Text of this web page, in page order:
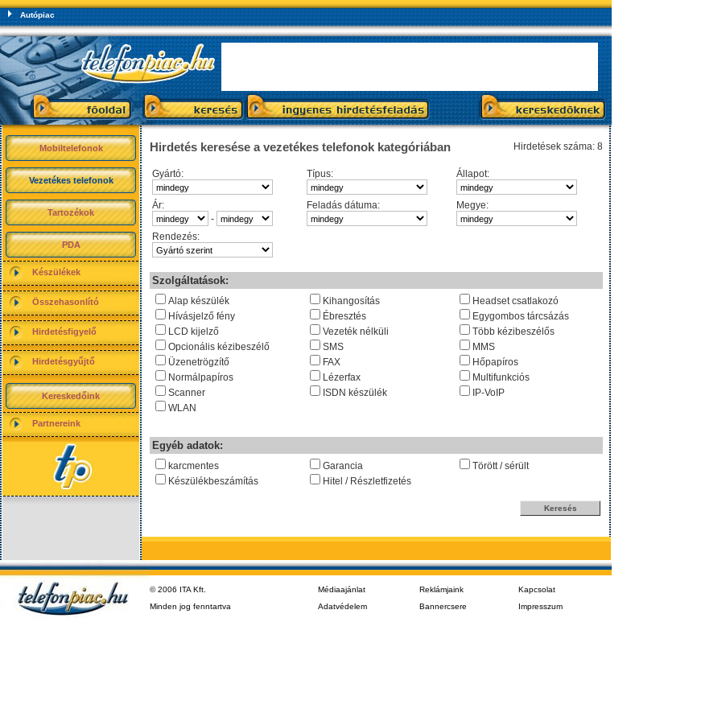
Autópiac
Mobiltelefonok
Vezetékes telefonok
Tartozékok
PDA
Készülékek
Összehasonlító
Hirdetésfigyelő
Hirdetésgyűjtő
Kereskedőink
Partnereink
Hirdetés keresése a vezetékes telefonok kategóriában Hirdetések száma: 8
Gyártó: Típus: Állapot:
Ár:
-
Feladás dátuma: Megye:
Rendezés:
Szolgáltatások:
Alap készülék
Hívásjelző fény
LCD kijelző
Opcionális kézibeszélő
Üzenetrögzítő
Normálpapíros
Scanner
WLAN
Kihangosítás
Ébresztés
Vezeték nélküli
SMS
FAX
Lézerfax
ISDN készülék
Headset csatlakozó
Egygombos tárcsázás
Több kézibeszélős
MMS
Hőpapíros
Multifunkciós
IP-VoIP
Egyéb adatok:
karcmentes
Készülékbeszámítás
Garancia
Hitel / Részletfizetés
Törött / sérült
© 2006 ITA Kft.
Minden jog fenntartva
Médiaajánlat
Adatvédelem
Reklámjaink
Bannercsere
Kapcsolat
Impresszum